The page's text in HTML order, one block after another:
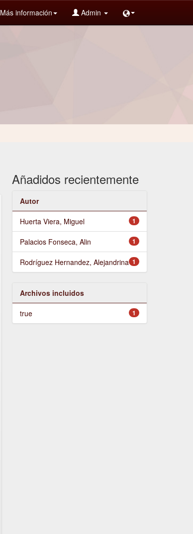
Más información Admin
Añadidos recientemente
Autor
1
Huerta Viera, Miguel
1
Palacios Fonseca, Alin
1
Rodríguez Hernandez, Alejandrina
Archivos incluidos
1
true